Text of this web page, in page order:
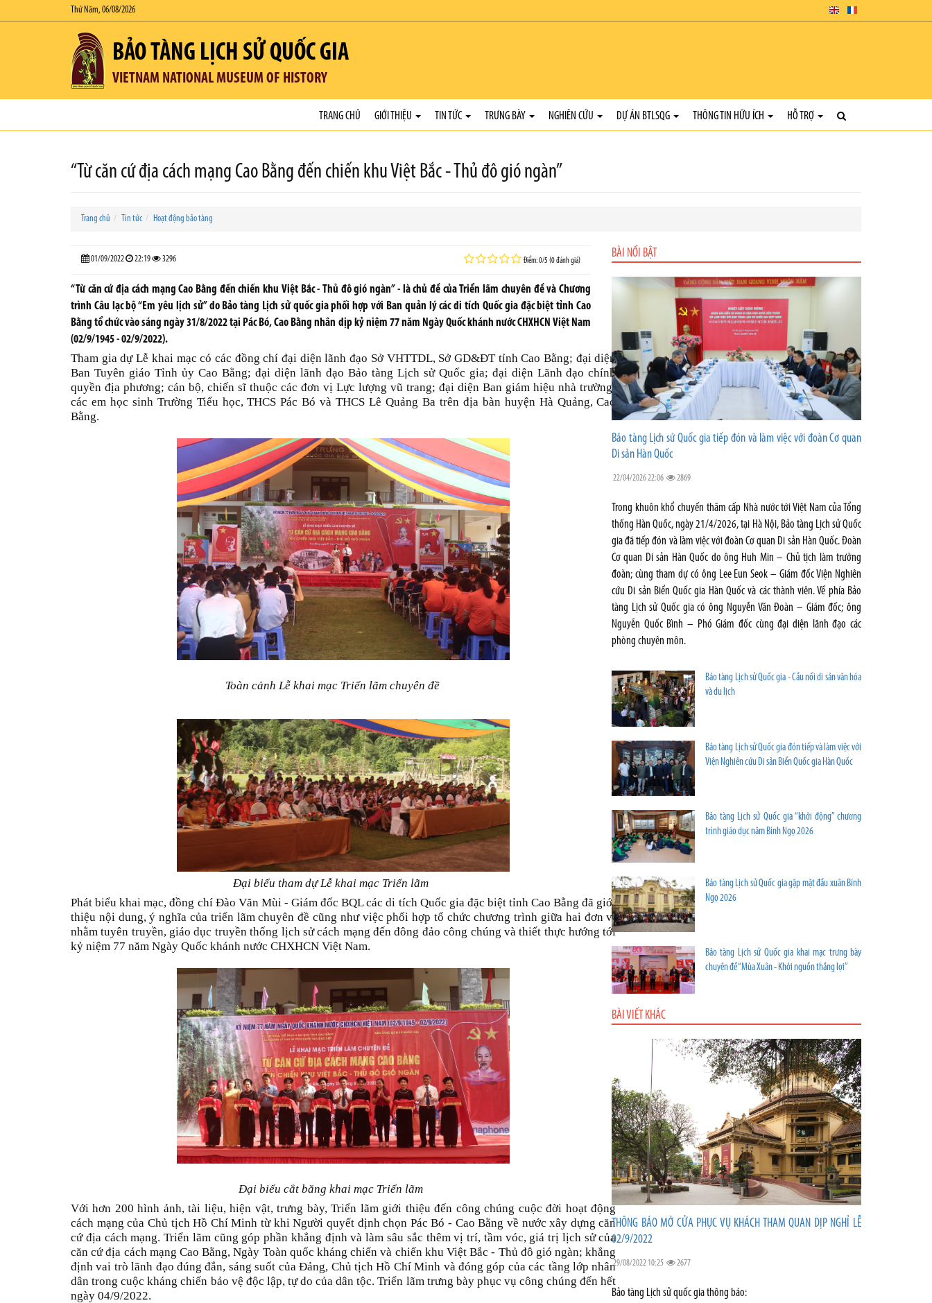
Thứ Năm, 06/08/2026
BẢO TÀNG LỊCH SỬ QUỐC GIA
VIETNAM NATIONAL MUSEUM OF HISTORY
TRANG CHỦ GIỚI THIỆU TIN TỨC TRƯNG BÀY NGHIÊN CỨU DỰ ÁN BTLSQG THÔNG TIN HỮU ÍCH HỖ TRỢ
“Từ căn cứ địa cách mạng Cao Bằng đến chiến khu Việt Bắc - Thủ đô gió ngàn”
Trang chủ Tin tức Hoạt động bảo tàng
01/09/2022 22:19 3296 Điểm: 0/5 (0 đánh giá)
“Từ căn cứ địa cách mạng Cao Bằng đến chiến khu Việt Bắc - Thủ đô gió ngàn” - là chủ đề của Triển lãm chuyên đề và Chương
trình Câu lạc bộ “Em yêu lịch sử” do Bảo tàng Lịch sử quốc gia phối hợp với Ban quản lý các di tích Quốc gia đặc biệt tỉnh Cao
Bằng tổ chức vào sáng ngày 31/8/2022 tại Pác Bó, Cao Bằng nhân dịp kỷ niệm 77 năm Ngày Quốc khánh nước CHXHCN Việt Nam
(02/9/1945 - 02/9/2022).
Tham gia dự Lễ khai mạc có các đồng chí đại diện lãnh đạo Sở VHTTDL, Sở GD&ĐT tỉnh Cao Bằng; đại diện
Ban Tuyên giáo Tỉnh ủy Cao Bằng; đại diện lãnh đạo Bảo tàng Lịch sử Quốc gia; đại diện Lãnh đạo chính
quyền địa phương; cán bộ, chiến sĩ thuộc các đơn vị Lực lượng vũ trang; đại diện Ban giám hiệu nhà trường;
các em học sinh Trường Tiểu học, THCS Pác Bó và THCS Lê Quảng Ba trên địa bàn huyện Hà Quảng, Cao
Bằng.
Toàn cảnh Lễ khai mạc Triển lãm chuyên đề
Đại biểu tham dự Lễ khai mạc Triển lãm
Phát biểu khai mạc, đồng chí Đào Văn Mùi - Giám đốc BQL các di tích Quốc gia đặc biệt tỉnh Cao Bằng đã giới
thiệu nội dung, ý nghĩa của triển lãm chuyên đề cũng như việc phối hợp tổ chức chương trình giữa hai đơn vị
nhằm tuyên truyền, giáo dục truyền thống lịch sử cách mạng đến đông đảo công chúng và thiết thực hướng tới
kỷ niệm 77 năm Ngày Quốc khánh nước CHXHCN Việt Nam.
Đại biểu cắt băng khai mạc Triển lãm
Với hơn 200 hình ảnh, tài liệu, hiện vật, trưng bày, Triển lãm giới thiệu đến công chúng cuộc đời hoạt động
cách mạng của Chủ tịch Hồ Chí Minh từ khi Người quyết định chọn Pác Bó - Cao Bằng về nước xây dựng căn
cứ địa cách mạng. Triển lãm cũng góp phần khẳng định và làm sâu sắc thêm vị trí, tầm vóc, giá trị lịch sử của
căn cứ địa cách mạng Cao Bằng, Ngày Toàn quốc kháng chiến và chiến khu Việt Bắc - Thủ đô gió ngàn; khẳng
định vai trò lãnh đạo đúng đắn, sáng suốt của Đảng, Chủ tịch Hồ Chí Minh và đóng góp của các tầng lớp nhân
dân trong cuộc kháng chiến bảo vệ độc lập, tự do của dân tộc. Triển lãm trưng bày phục vụ công chúng đến hết
ngày 04/9/2022.
BÀI NỔI BẬT
Bảo tàng Lịch sử Quốc gia tiếp đón và làm việc với đoàn Cơ quan
Di sản Hàn Quốc
22/04/2026 22:06 2869
Trong khuôn khổ chuyến thăm cấp Nhà nước tới Việt Nam của Tổng
thống Hàn Quốc, ngày 21/4/2026, tại Hà Nội, Bảo tàng Lịch sử Quốc
gia đã tiếp đón và làm việc với đoàn Cơ quan Di sản Hàn Quốc. Đoàn
Cơ quan Di sản Hàn Quốc do ông Huh Min – Chủ tịch làm trưởng
đoàn; cùng tham dự có ông Lee Eun Seok – Giám đốc Viện Nghiên
cứu Di sản Biển Quốc gia Hàn Quốc và các thành viên. Về phía Bảo
tàng Lịch sử Quốc gia có ông Nguyễn Văn Đoàn – Giám đốc; ông
Nguyễn Quốc Bình – Phó Giám đốc cùng đại diện lãnh đạo các
phòng chuyên môn.
Bảo tàng Lịch sử Quốc gia - Cầu nối di sản văn hóa
và du lịch
Bảo tàng Lịch sử Quốc gia đón tiếp và làm việc với
Viện Nghiên cứu Di sản Biển Quốc gia Hàn Quốc
Bảo tàng Lịch sử Quốc gia “khởi động” chương
trình giáo dục năm Bính Ngọ 2026
Bảo tàng Lịch sử Quốc gia gặp mặt đầu xuân Bính
Ngọ 2026
Bảo tàng Lịch sử Quốc gia khai mạc trưng bày
chuyên đề “Mùa Xuân - Khởi nguồn thắng lợi”
BÀI VIẾT KHÁC
THÔNG BÁO MỞ CỬA PHỤC VỤ KHÁCH THAM QUAN DỊP NGHỈ LỄ
02/9/2022
29/08/2022 10:25 2677
Bảo tàng Lịch sử quốc gia thông báo: